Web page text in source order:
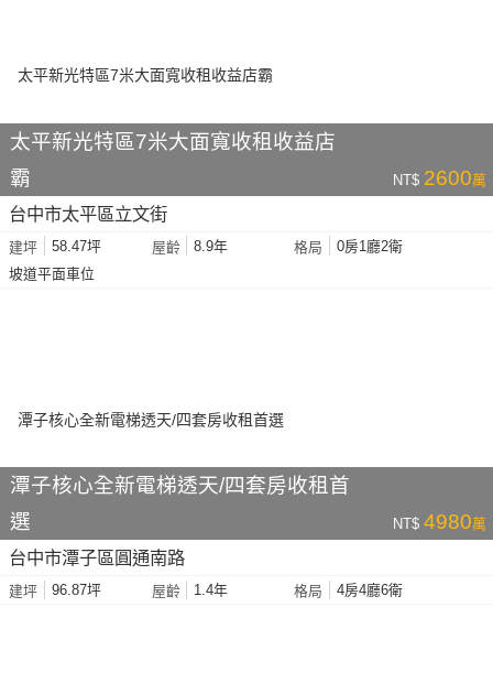
太平新光特區7米大面寬收租收益店
霸
NT$ 2600萬
台中市太平區立文街
建坪 58.47坪 屋齡 8.9年 格局
0房1廳2衛
坡道平面車位
潭子核心全新電梯透天/四套房收租首
選
NT$ 4980萬
台中市潭子區圓通南路
建坪 96.87坪 屋齡 1.4年 格局 4房4廳6衛